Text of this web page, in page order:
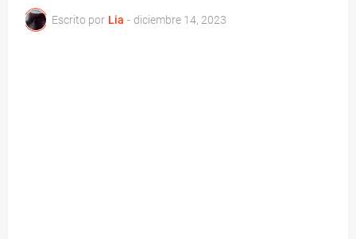
Escrito por Lia - diciembre 14, 2023